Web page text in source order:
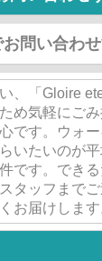
お問い合わ
、「Gloire
め気軽にご
です。ウォ
いたいのが
です。でき
タッフまで
お届けします